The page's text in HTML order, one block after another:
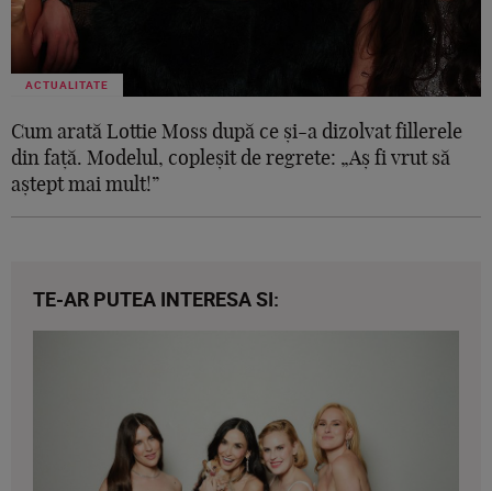
ACTUALITATE
Cum arată Lottie Moss după ce și-a dizolvat fillerele
din față. Modelul, copleșit de regrete: „Aș fi vrut să
aștept mai mult!”
TE-AR PUTEA INTERESA SI: